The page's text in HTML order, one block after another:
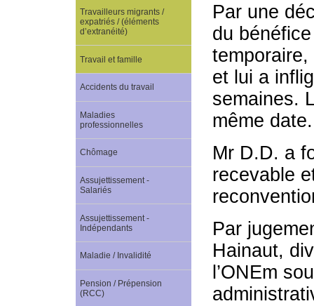
Par une
du
et lui a
semaines.
même date.
Mr D.D. a
recevable
Par
Hainaut,
l’ONEm
Travailleurs migrants /
expatriés / (éléments
d’extranéité)
Travail et famille
Accidents du travail
Maladies
professionnelles
Chômage
Assujettissement -
Salariés
Assujettissement -
Indépendants
Maladie / Invalidité
Pension / Prépension
(RCC)